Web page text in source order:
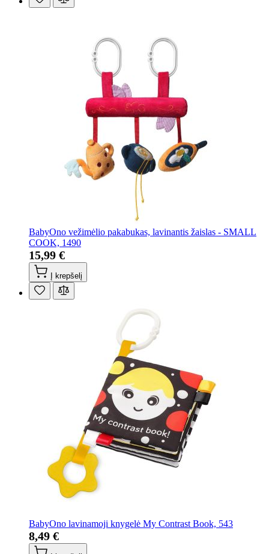
BabyOno vežimėlio pakabukas, lavinantis žaislas - SMALL
COOK, 1490
15,99 €
Į krepšelį
BabyOno lavinamoji knygelė My Contrast Book, 543
8,49 €